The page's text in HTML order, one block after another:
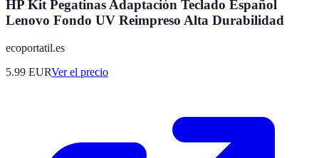
HP Kit Pegatinas Adaptación Teclado Español
Lenovo Fondo UV Reimpreso Alta Durabilidad
ecoportatil.es
5.99 EURVer el precio